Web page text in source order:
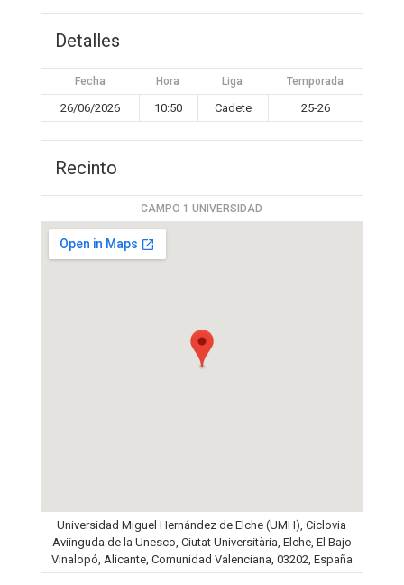
Detalles
Fecha Hora Liga Temporada
26/06/2026 10:50 Cadete 25-26
Recinto
CAMPO 1 UNIVERSIDAD
Universidad Miguel Hernández de Elche (UMH), Ciclovia
Aviinguda de la Unesco, Ciutat Universitària, Elche, El Bajo
Vinalopó, Alicante, Comunidad Valenciana, 03202, España